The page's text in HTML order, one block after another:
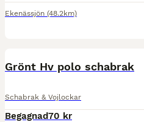
Ekenässjön (48.2km)
Grönt Hv polo schabrak
Schabrak & Vojlockar
Begagnad70 kr